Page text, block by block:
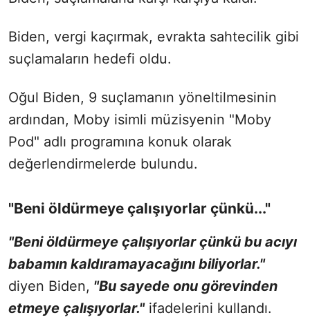
Biden, vergi kaçırmak, evrakta sahtecilik gibi
suçlamaların hedefi oldu.
Oğul Biden, 9 suçlamanın yöneltilmesinin
ardından, Moby isimli müzisyenin "Moby
Pod" adlı programına konuk olarak
değerlendirmelerde bulundu.
"Beni öldürmeye çalışıyorlar çünkü..."
"Beni öldürmeye çalışıyorlar çünkü bu acıyı
babamın kaldıramayacağını biliyorlar."
diyen Biden, "Bu sayede onu görevinden
etmeye çalışıyorlar."ifadelerini kullandı.